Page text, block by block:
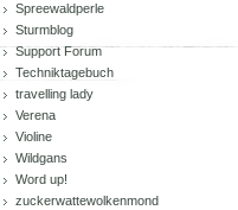
Spreewaldperle
Sturmblog
Support Forum
Techniktagebuch
travelling lady
Verena
Violine
Wildgans
Word up!
zuckerwattewolkenmond